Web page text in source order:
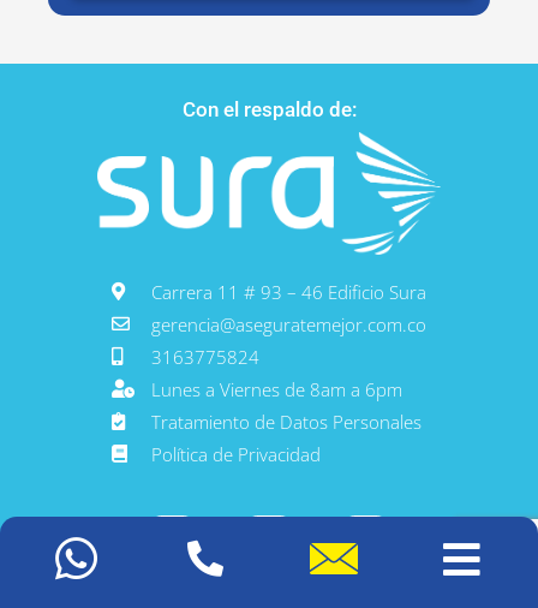
Con el respaldo de:
Carrera 11 # 93 – 46 Edificio Sura
gerencia@aseguratemejor.com.co
3163775824
Lunes a Viernes de 8am a 6pm
Tratamiento de Datos Personales
Política de Privacidad